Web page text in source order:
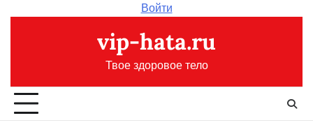
Войти
vip-hata.ru
Твое здоровое тело